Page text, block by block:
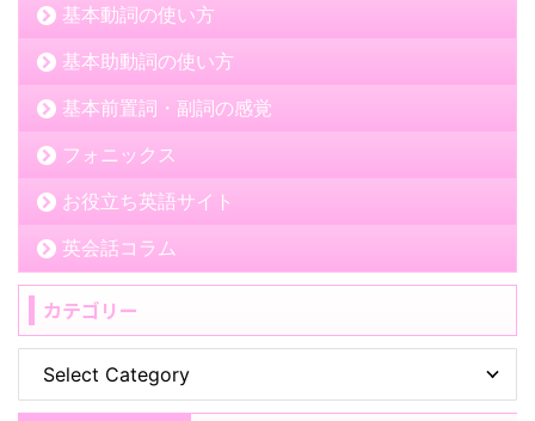
基本動詞の使い方
基本助動詞の使い方
基本前置詞・副詞の感覚
フォニックス
お役立ち英語サイト
英会話コラム
カテゴリー